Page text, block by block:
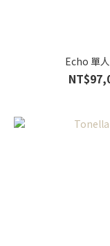
Echo 單